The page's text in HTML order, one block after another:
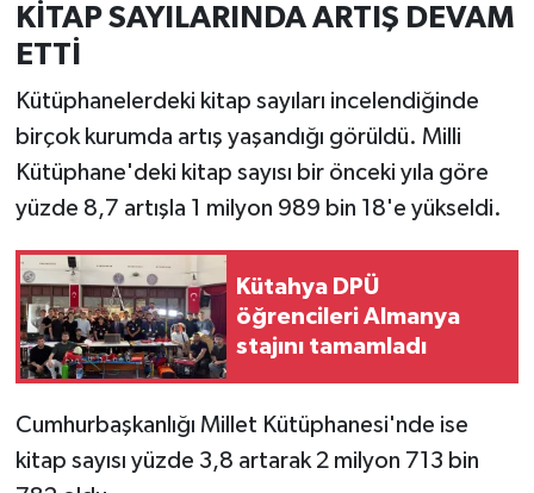
KİTAP SAYILARINDA ARTIŞ DEVAM
ETTİ
Kütüphanelerdeki kitap sayıları incelendiğinde
birçok kurumda artış yaşandığı görüldü. Milli
Kütüphane'deki kitap sayısı bir önceki yıla göre
yüzde 8,7 artışla 1 milyon 989 bin 18'e yükseldi.
Kütahya DPÜ
öğrencileri Almanya
stajını tamamladı
Cumhurbaşkanlığı Millet Kütüphanesi'nde ise
kitap sayısı yüzde 3,8 artarak 2 milyon 713 bin
Şaphane
Simav
Spor
Tavşanlı
Teknoloji
Video Galeri